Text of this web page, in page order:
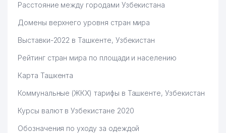
Расстояние между городами Узбекистана
Домены верхнего уровня стран мира
Выставки-2022 в Ташкенте, Узбекистан
Рейтинг стран мира по площади и населению
Карта Ташкента
Коммунальные (ЖКХ) тарифы в Ташкенте, Узбекистан
Курсы валют в Узбекистане 2020
Обозначения по уходу за одеждой